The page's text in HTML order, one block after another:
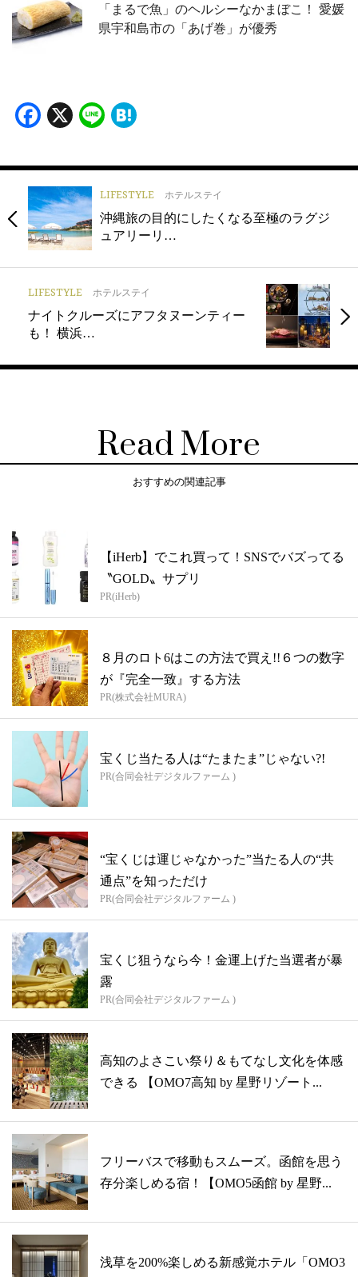
「まるで魚」のヘルシーなかまぼこ！ 愛媛
県宇和島市の「あげ巻」が優秀
Facebook
X Line
LIFESTYLE ホテルステイ
沖縄旅の目的にしたくなる至極のラグジ
ュアリーリ…
LIFESTYLE ホテルステイ
ナイトクルーズにアフタヌーンティー
も！ 横浜…
Read More
おすすめの関連記事
【iHerb】でこれ買って！SNSでバズってる
〝GOLD〟サプリ
PR(iHerb)
８月のロト6はこの方法で買え!!６つの数字
が『完全一致』する方法
PR(株式会社MURA)
宝くじ当たる人は“たまたま”じゃない?!
PR(合同会社デジタルファーム )
“宝くじは運じゃなかった”当たる人の“共
通点”を知っただけ
PR(合同会社デジタルファーム )
宝くじ狙うなら今！金運上げた当選者が暴
露
PR(合同会社デジタルファーム )
高知のよさこい祭り＆もてなし文化を体感
できる 【OMO7高知 by 星野リゾート...
フリーバスで移動もスムーズ。函館を思う
存分楽しめる宿！【OMO5函館 by 星野...
浅草を200%楽しめる新感覚ホテル「OMO3